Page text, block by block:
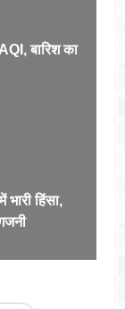
बारिश का
हिंसा,